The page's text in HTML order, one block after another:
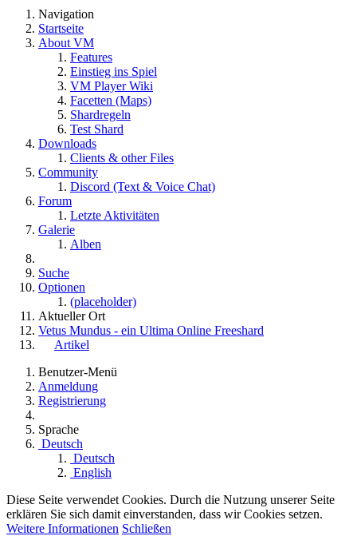
Navigation
Startseite
About VM
Features
Einstieg ins Spiel
VM Player Wiki
Facetten (Maps)
Shardregeln
Test Shard
Downloads
Clients & other Files
Community
Discord (Text & Voice Chat)
Forum
Letzte Aktivitäten
Galerie
Alben
Suche
Optionen
(placeholder)
Aktueller Ort
Vetus Mundus - ein Ultima Online Freeshard
Artikel
Benutzer-Menü
Anmeldung
Registrierung
Sprache
Deutsch
Deutsch
English
Diese Seite verwendet Cookies. Durch die Nutzung unserer Seite
erklären Sie sich damit einverstanden, dass wir Cookies setzen.
Weitere Informationen Schließen